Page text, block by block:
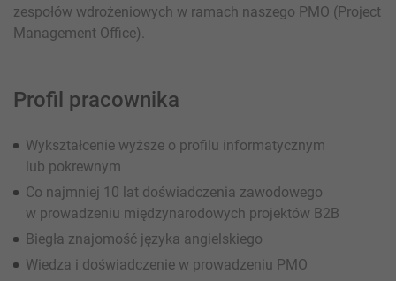
zespołów wdrożeniowych w ramach naszego PMO (Project
Management Office).
Profil pracownika
Wykształcenie wyższe o profilu informatycznym
lub pokrewnym
Co najmniej 10 lat doświadczenia zawodowego
w prowadzeniu międzynarodowych projektów B2B
Biegła znajomość języka angielskiego
Wiedza i doświadczenie w prowadzeniu PMO